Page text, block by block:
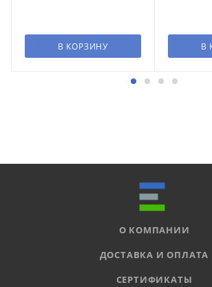
В КОРЗИНУ В
О КОМПАНИИ
ДОСТАВКА И ОПЛАТА
СЕРТИФИКАТЫ